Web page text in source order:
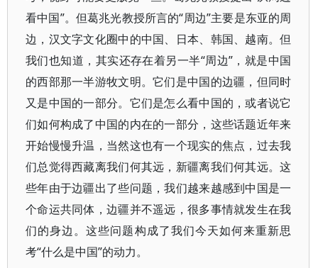
看中国”。但葛兆光教授所言的“周边”主要是东亚的周
边，汉文字文化圈中的中国、日本、韩国、越南。但
我们也知道，其实还存在着另一半“周边”，就是中国
的西部那一半游牧文明。它们是中国的边疆，但同时
又是中国的一部分。它们是怎么看中国的，或者说它
们如何构成了中国的内在的一部分，这些话题近年来
开始慢慢升温，当然这也有一个现实的焦点，过去我
们总觉得西藏离我们何其远，新疆离我们何其远。这
些年由于边疆出了些问题，我们越来越感到中国是一
个命运共同体，边疆并不遥远，很多事情就发生在我
们的身边。这些问题构成了我们今天如何来重新思
考“什么是中国”的动力。